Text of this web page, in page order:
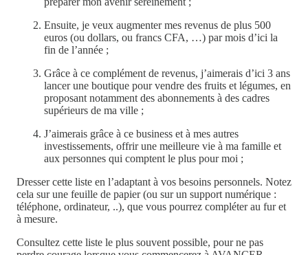
Ensuite, je veux augmenter mes revenus de plus 500
euros (ou dollars, ou francs CFA, …) par mois d’ici la
fin de l’année ;
Grâce à ce complément de revenus, j’aimerais d’ici 3 ans
lancer une boutique pour vendre des fruits et légumes, en
proposant notamment des abonnements à des cadres
supérieurs de ma ville ;
J’aimerais grâce à ce business et à mes autres
investissements, offrir une meilleure vie à ma famille et
aux personnes qui comptent le plus pour moi ;
Dresser cette liste en l’adaptant à vos besoins personnels. Notez
cela sur une feuille de papier (ou sur un support numérique :
téléphone, ordinateur, ..), que vous pourrez compléter au fur et
à mesure.
Consultez cette liste le plus souvent possible, pour ne pas